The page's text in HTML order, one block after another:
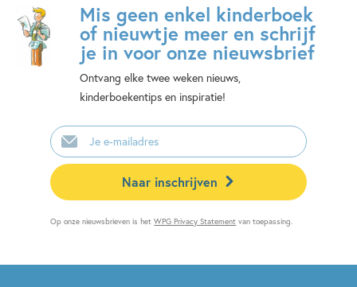
Mis geen enkel kinderboek
of nieuwtje meer en schrijf
je in voor onze nieuwsbrief
Ontvang elke twee weken nieuws,
kinderboekentips en inspiratie!
E-
mailadres
Naar inschrijven
Op onze nieuwsbrieven is hetWPG Privacy Statement van toepassing.